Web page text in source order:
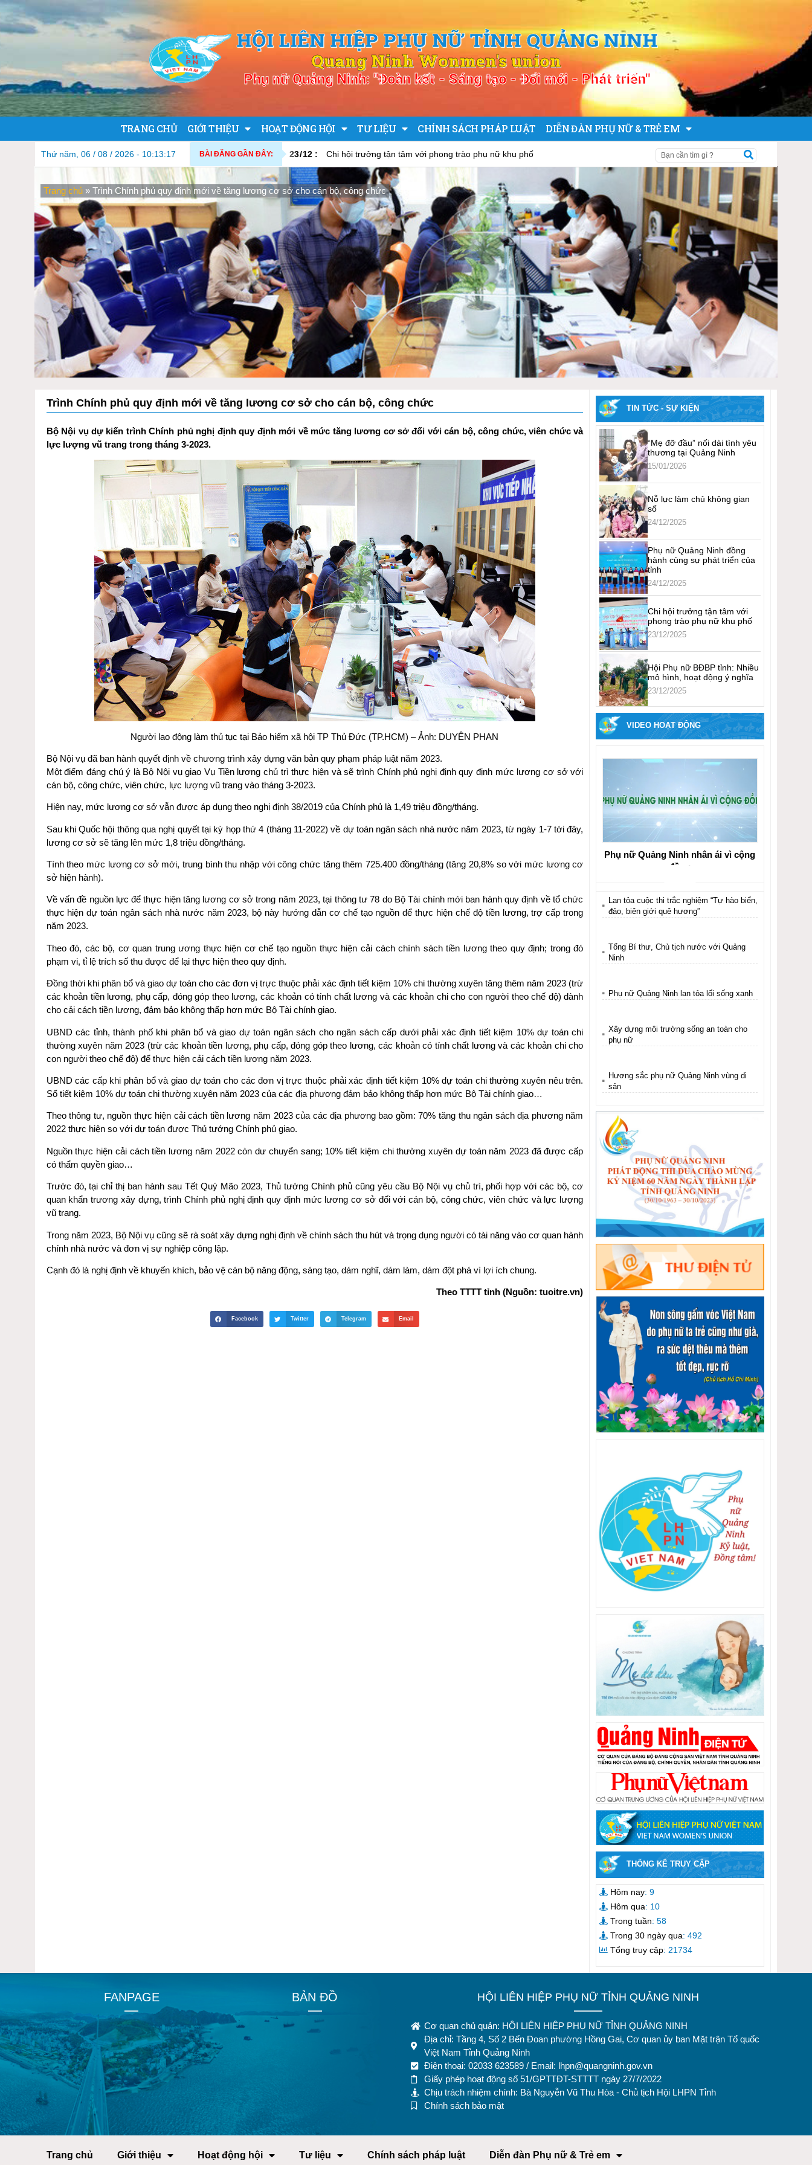
HỘI LIÊN HIỆP PHỤ NỮ TỈNH QUẢNG NINH
Quang Ninh Wonmen's union
Phụ nữ Quảng Ninh: "Đoàn kết - Sáng tạo - Đổi mới - Phát triển"
TRANG CHỦ GIỚI THIỆU HOẠT ĐỘNG HỘI TƯ LIỆU CHÍNH SÁCH PHÁP LUẬT DIỄN ĐÀN PHỤ NỮ & TRẺ EM
Thứ năm, 06 / 08 / 2026 - 10:13:19 BÀI ĐĂNG GẦN ĐÂY: 23/12 : Chi hội trưởng tận tâm với phong trào phụ nữ khu phố
Trang chủ » Trình Chính phủ quy định mới về tăng lương cơ sở cho cán bộ, công chức
Trình Chính phủ quy định mới về tăng lương cơ sở cho cán bộ, công chức
Bộ Nội vụ dự kiến trình Chính phủ nghị định quy định mới về mức tăng lương cơ sở đối với cán bộ, công chức, viên chức và
lực lượng vũ trang trong tháng 3-2023.
Người lao động làm thủ tục tại Bảo hiểm xã hội TP Thủ Đức (TP.HCM) – Ảnh: DUYÊN PHAN
Bộ Nội vụ đã ban hành quyết định về chương trình xây dựng văn bản quy phạm pháp luật năm 2023.
Một điểm đáng chú ý là Bộ Nội vụ giao Vụ Tiền lương chủ trì thực hiện và sẽ trình Chính phủ nghị định quy định mức lương cơ sở với
cán bộ, công chức, viên chức, lực lượng vũ trang vào tháng 3-2023.
Hiện nay, mức lương cơ sở vẫn được áp dụng theo nghị định 38/2019 của Chính phủ là 1,49 triệu đồng/tháng.
Sau khi Quốc hội thông qua nghị quyết tại kỳ họp thứ 4 (tháng 11-2022) về dự toán ngân sách nhà nước năm 2023, từ ngày 1-7 tới đây,
lương cơ sở sẽ tăng lên mức 1,8 triệu đồng/tháng.
Tính theo mức lương cơ sở mới, trung bình thu nhập với công chức tăng thêm 725.400 đồng/tháng (tăng 20,8% so với mức lương cơ
sở hiện hành).
Về vấn đề nguồn lực để thực hiện tăng lương cơ sở trong năm 2023, tại thông tư 78 do Bộ Tài chính mới ban hành quy định về tổ chức
thực hiện dự toán ngân sách nhà nước năm 2023, bộ này hướng dẫn cơ chế tạo nguồn để thực hiện chế độ tiền lương, trợ cấp trong
năm 2023.
Theo đó, các bộ, cơ quan trung ương thực hiện cơ chế tạo nguồn thực hiện cải cách chính sách tiền lương theo quy định; trong đó
phạm vi, tỉ lệ trích số thu được để lại thực hiện theo quy định.
Đồng thời khi phân bổ và giao dự toán cho các đơn vị trực thuộc phải xác định tiết kiệm 10% chi thường xuyên tăng thêm năm 2023 (trừ
các khoản tiền lương, phụ cấp, đóng góp theo lương, các khoản có tính chất lương và các khoản chi cho con người theo chế độ) dành
cho cải cách tiền lương, đảm bảo không thấp hơn mức Bộ Tài chính giao.
UBND các tỉnh, thành phố khi phân bổ và giao dự toán ngân sách cho ngân sách cấp dưới phải xác định tiết kiệm 10% dự toán chi
thường xuyên năm 2023 (trừ các khoản tiền lương, phụ cấp, đóng góp theo lương, các khoản có tính chất lương và các khoản chi cho
con người theo chế độ) để thực hiện cải cách tiền lương năm 2023.
UBND các cấp khi phân bổ và giao dự toán cho các đơn vị trực thuộc phải xác định tiết kiệm 10% dự toán chi thường xuyên nêu trên.
Số tiết kiệm 10% dự toán chi thường xuyên năm 2023 của các địa phương đảm bảo không thấp hơn mức Bộ Tài chính giao…
Theo thông tư, nguồn thực hiện cải cách tiền lương năm 2023 của các địa phương bao gồm: 70% tăng thu ngân sách địa phương năm
2022 thực hiện so với dự toán được Thủ tướng Chính phủ giao.
Nguồn thực hiện cải cách tiền lương năm 2022 còn dư chuyển sang; 10% tiết kiệm chi thường xuyên dự toán năm 2023 đã được cấp
có thẩm quyền giao…
Trước đó, tại chỉ thị ban hành sau Tết Quý Mão 2023, Thủ tướng Chính phủ cũng yêu cầu Bộ Nội vụ chủ trì, phối hợp với các bộ, cơ
quan khẩn trương xây dựng, trình Chính phủ nghị định quy định mức lương cơ sở đối với cán bộ, công chức, viên chức và lực lượng
vũ trang.
Trong năm 2023, Bộ Nội vụ cũng sẽ rà soát xây dựng nghị định về chính sách thu hút và trọng dụng người có tài năng vào cơ quan hành
chính nhà nước và đơn vị sự nghiệp công lập.
Cạnh đó là nghị định về khuyến khích, bảo vệ cán bộ năng động, sáng tạo, dám nghĩ, dám làm, dám đột phá vì lợi ích chung.
Theo TTTT tỉnh (Nguồn: tuoitre.vn)
Facebook Twitter Telegram Email
TIN TỨC - SỰ KIỆN
“Mẹ đỡ đầu” nối dài tình yêu
thương tại Quảng Ninh
15/01/2026
Nỗ lực làm chủ không gian
số
24/12/2025
Phụ nữ Quảng Ninh đồng
hành cùng sự phát triển của
tỉnh
24/12/2025
Chi hội trưởng tận tâm với
phong trào phụ nữ khu phố
23/12/2025
Hội Phụ nữ BĐBP tỉnh: Nhiều
mô hình, hoạt động ý nghĩa
23/12/2025
VIDEO HOẠT ĐỘNG
Phụ nữ Quảng Ninh nhân ái vì cộng
đồng
Lan tỏa cuộc thi trắc nghiệm “Tự hào biển,
đảo, biên giới quê hương”
Tổng Bí thư, Chủ tịch nước với Quảng
Ninh
Phụ nữ Quảng Ninh lan tỏa lối sống xanh
Xây dựng môi trường sống an toàn cho
phụ nữ
Hương sắc phụ nữ Quảng Ninh vùng di
sản
THỐNG KÊ TRUY CẬP
Hôm nay: 9
Hôm qua: 10
Trong tuần: 58
Trong 30 ngày qua: 492
Tổng truy cập: 21734
FANPAGE BẢN ĐỒ HỘI LIÊN HIỆP PHỤ NỮ TỈNH QUẢNG NINH
Cơ quan chủ quản: HỘI LIÊN HIỆP PHỤ NỮ TỈNH QUẢNG NINH
Địa chỉ: Tầng 4, Số 2 Bến Đoan phường Hồng Gai, Cơ quan ủy ban Mặt trận Tổ quốc
Việt Nam Tỉnh Quảng Ninh
Điện thoại: 02033 623589 / Email: lhpn@quangninh.gov.vn
Giấy phép hoạt động số 51/GPTTĐT-STTTT ngày 27/7/2022
Chịu trách nhiệm chính: Bà Nguyễn Vũ Thu Hòa - Chủ tịch Hội LHPN Tỉnh
Chính sách bảo mật
Trang chủ Giới thiệu Hoạt động hội Tư liệu Chính sách pháp luật Diễn đàn Phụ nữ & Trẻ em